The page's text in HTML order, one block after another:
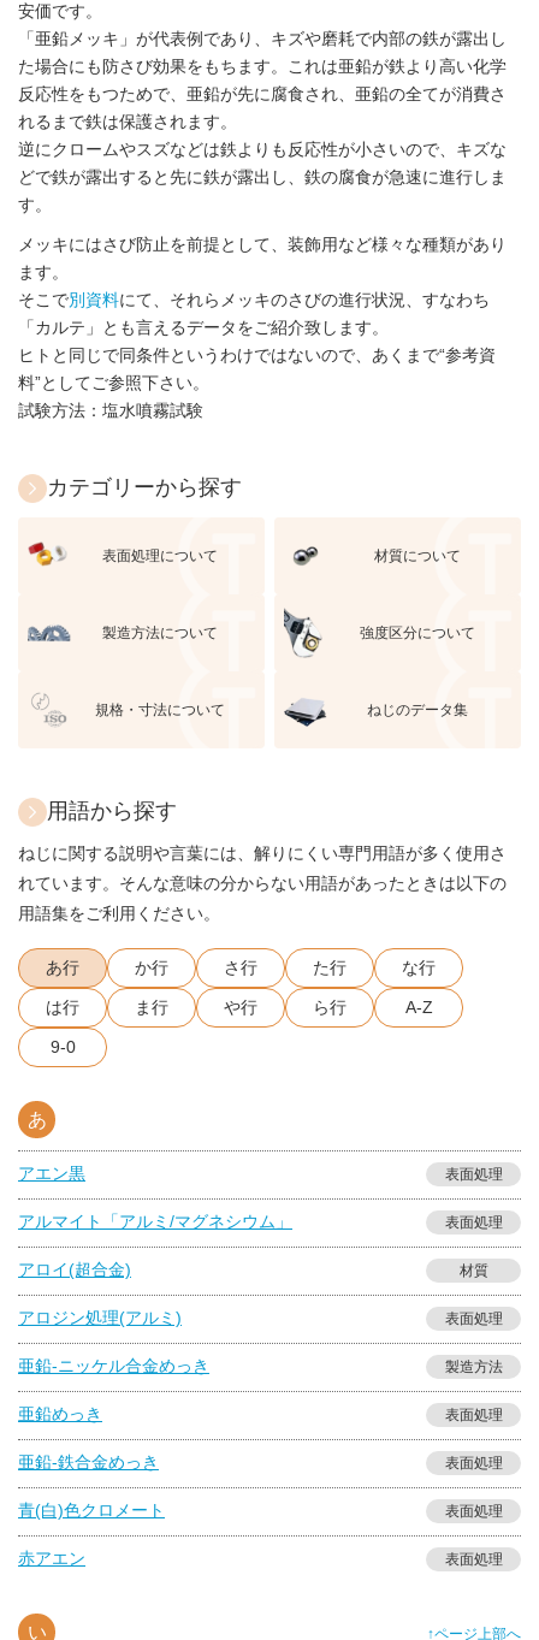
安価です。
「亜鉛メッキ」が代表例であり、キズや磨耗で内部の鉄が露出し
た場合にも防さび効果をもちます。これは亜鉛が鉄より高い化学
反応性をもつためで、亜鉛が先に腐食され、亜鉛の全てが消費さ
れるまで鉄は保護されます。
逆にクロームやスズなどは鉄よりも反応性が小さいので、キズな
どで鉄が露出すると先に鉄が露出し、鉄の腐食が急速に進行しま
す。
メッキにはさび防止を前提として、装飾用など様々な種類があり
ます。
そこで別資料にて、それらメッキのさびの進行状況、すなわち
「カルテ」とも言えるデータをご紹介致します。
ヒトと同じで同条件というわけではないので、あくまで“参考資
料”としてご参照下さい。
試験方法：塩水噴霧試験
カテゴリーから探す
表面処理について 材質について
製造方法について 強度区分について
規格・寸法について ねじのデータ集
用語から探す
ねじに関する説明や言葉には、解りにくい専門用語が多く使用さ
れています。そんな意味の分からない用語があったときは以下の
用語集をご利用ください。
あ行 か行 さ行 た行 な行
は行 ま行 や行 ら行 A-Z
9-0
あ
アエン黒 表面処理
アルマイト「アルミ/マグネシウム」 表面処理
アロイ(超合金) 材質
アロジン処理(アルミ) 表面処理
亜鉛-ニッケル合金めっき 製造方法
亜鉛めっき 表面処理
亜鉛-鉄合金めっき 表面処理
青(白)色クロメート 表面処理
赤アエン 表面処理
い ↑ページ上部へ